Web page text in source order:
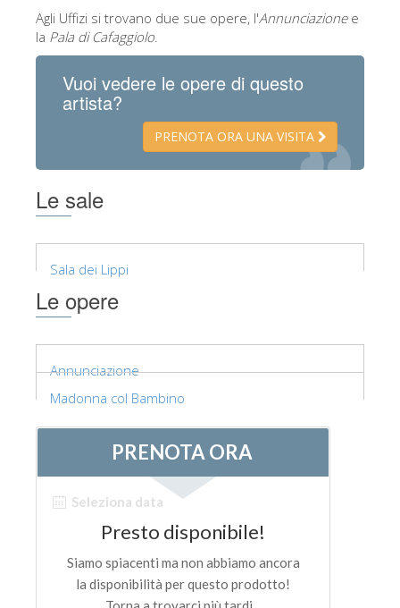
Agli Uffizi si trovano due sue opere, l'Annunciazionee
la Pala di Cafaggiolo.
Vuoi vedere le opere di questo
artista?
PRENOTA ORA UNA VISITA
Le sale
Sala dei Lippi
Le opere
Annunciazione
Madonna col Bambino